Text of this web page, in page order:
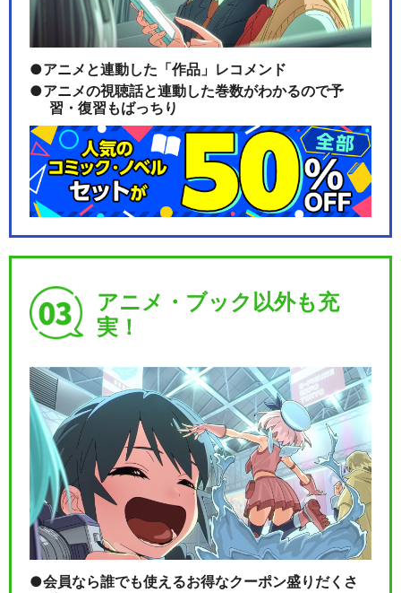
アニメと連動した「作品」レコメンド
アニメの視聴話と連動した巻数がわかるので予
習・復習もばっちり
アニメ・ブック以外も充
実！
会員なら誰でも使えるお得なクーポン盛りだくさ